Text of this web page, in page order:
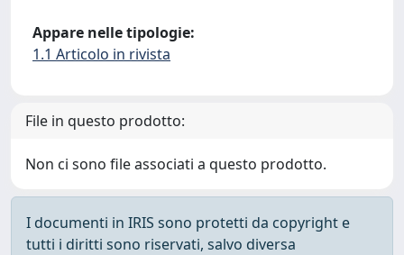
Appare nelle tipologie:
1.1 Articolo in rivista
File in questo prodotto:
Non ci sono file associati a questo prodotto.
I documenti in IRIS sono protetti da copyright e
tutti i diritti sono riservati, salvo diversa